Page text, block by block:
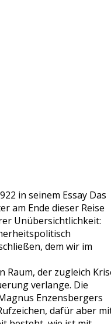
in seinem Essay Das
am Ende dieser Reise
Unübersichtlichkeit:
dem wir im
Raum, der zugleich
verlange. Die
Enzensbergers
dafür aber